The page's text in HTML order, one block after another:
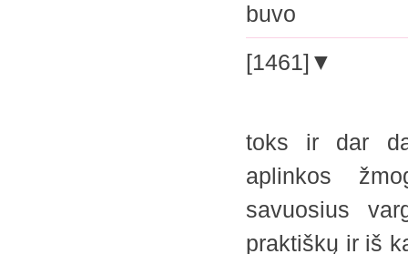
buvo
[1461]▼
toks ir dar
aplinkos
savuosius
praktiškų ir iš